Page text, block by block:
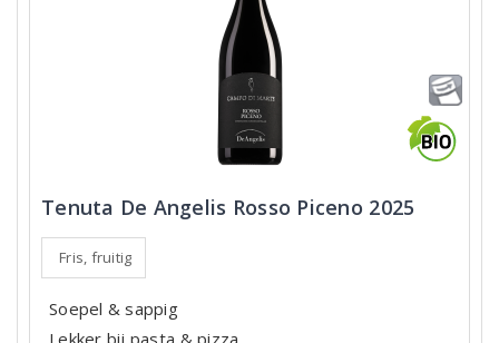
Tenuta De Angelis Rosso Piceno 2025
Fris, fruitig
Soepel & sappig
Lekker bij pasta & pizza